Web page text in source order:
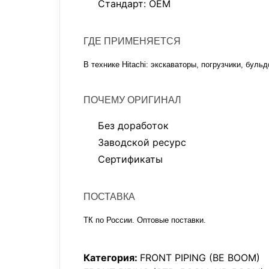
Стандарт: OEM
ГДЕ ПРИМЕНЯЕТСЯ
В технике Hitachi: экскаваторы, погрузчики,
ПОЧЕМУ ОРИГИНАЛ
Без доработок
Заводской ресурс
Сертификаты
ПОСТАВКА
ТК по России. Оптовые поставки.
Категория: FRONT PIPING (BE BOOM)